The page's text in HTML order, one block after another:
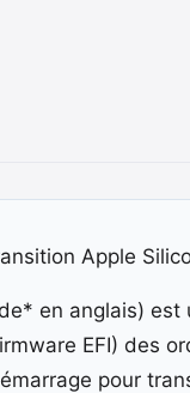
Apple
en anglais) est
EFI) des
pour